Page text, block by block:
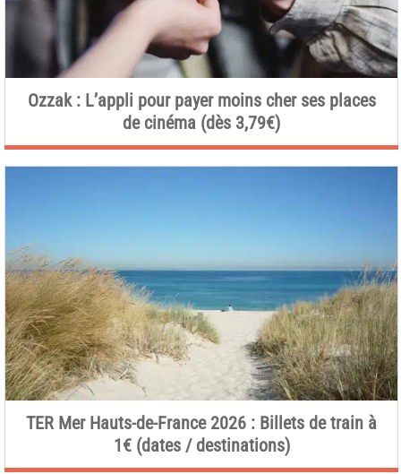
Ozzak : L’appli pour payer moins cher ses places
de cinéma (dès 3,79€)
TER Mer Hauts-de-France 2026 : Billets de train à
1€ (dates / destinations)